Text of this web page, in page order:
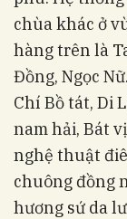
chùa khác ở
hàng trên là
Đồng, Ngọc
Chí Bồ tát, Di
nam hải, Bát
nghệ thuật
chuông đồng
hương sứ da